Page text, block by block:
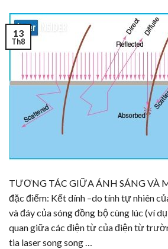
13
Th8
TƯƠNG TÁC GIỮA ÁNH SÁNG VÀ
đặc điểm: Kết dính –do tính tự nhiên
và đáy của sóng đồng bộ cùng lúc (ví
quan giữa các điện từ của điện từ
tia laser song song …